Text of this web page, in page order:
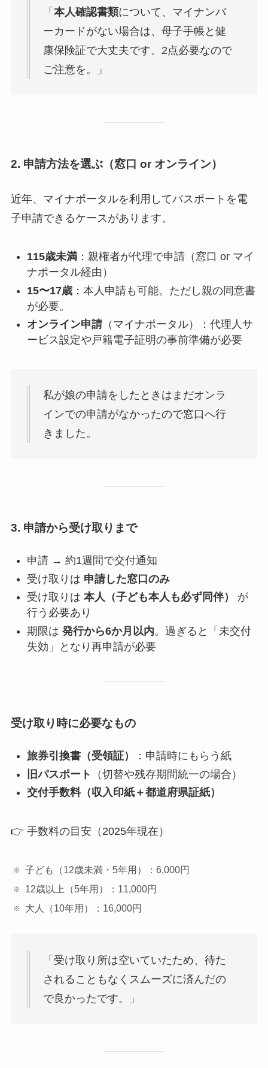
「 本人確認書類について、マイナンバ
ーカードがない場合は、母子手帳と健
康保険証で大丈夫です。2点必要なので
ご注意を。」
2. 申請方法を選ぶ（窓口 or オンライン）
近年、マイナポータルを利用してパスポートを電
子申請できるケースがあります。
115歳未満：親権者が代理で申請（窓口 or マイ
ナポータル経由）
15〜17歳：本人申請も可能。ただし親の同意書
が必要。
オンライン申請（マイナポータル）：代理人サ
ービス設定や戸籍電子証明の事前準備が必要
私が娘の申請をしたときはまだオンラ
インでの申請がなかったので窓口へ行
きました。
3. 申請から受け取りまで
申請 → 約1週間で交付通知
受け取りは 申請した窓口のみ
受け取りは 本人（子ども本人も必ず同伴）
が
行う必要あり
期限は 発行から6か月以内。過ぎると「未交付
失効」となり再申請が必要
受け取り時に必要なもの
旅券引換書（受領証）
：申請時にもらう紙
旧パスポート
（切替や残存期間統一の場合）
交付手数料（収入印紙＋都道府県証紙）
👉 手数料の目安（2025年現在）
子ども（12歳未満・5年用）：6,000円
12歳以上（5年用）：11,000円
大人（10年用）：16,000円
「受け取り所は空いていたため、待た
されることもなくスムーズに済んだの
で良かったです。」